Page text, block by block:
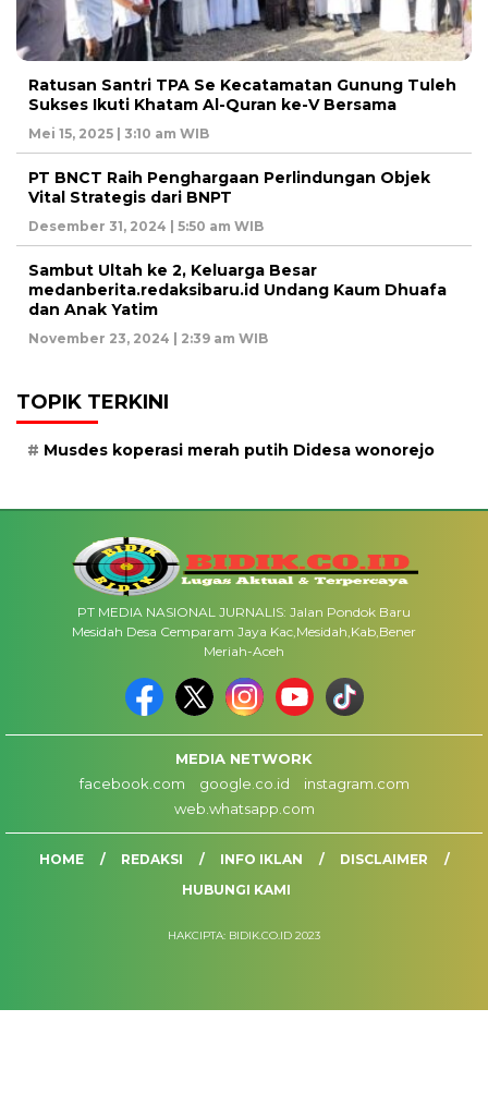
Ratusan Santri TPA Se Kecatamatan Gunung Tuleh
Sukses Ikuti Khatam Al-Quran ke-V Bersama
Mei 15, 2025 | 3:10 am WIB
PT BNCT Raih Penghargaan Perlindungan Objek
Vital Strategis dari BNPT
Desember 31, 2024 | 5:50 am WIB
Sambut Ultah ke 2, Keluarga Besar
medanberita.redaksibaru.id Undang Kaum Dhuafa
dan Anak Yatim
November 23, 2024 | 2:39 am WIB
TOPIK TERKINI
Musdes koperasi merah putih Didesa wonorejo
PT MEDIA NASIONAL JURNALIS: Jalan Pondok Baru
Mesidah Desa Cemparam Jaya Kac,Mesidah,Kab,Bener
Meriah-Aceh
MEDIA NETWORK
facebook.com
google.co.id
instagram.com
web.whatsapp.com
HOME REDAKSI INFO IKLAN
DISCLAIMER
HUBUNGI KAMI
HAKCIPTA: BIDIK.CO.ID 2023